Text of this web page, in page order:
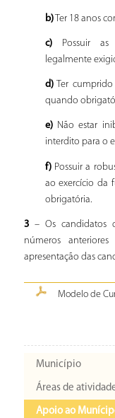
b)Ter 18 anos
c)Possuir as
legalmente
d)Ter cumprido
quando
e)Não estar
interdito para o
f)Possuir a
ao exercício da
obrigatória.
3– Os candidatos
números
apresentação das
Modelo de
Município
Áreas de
Apoio ao